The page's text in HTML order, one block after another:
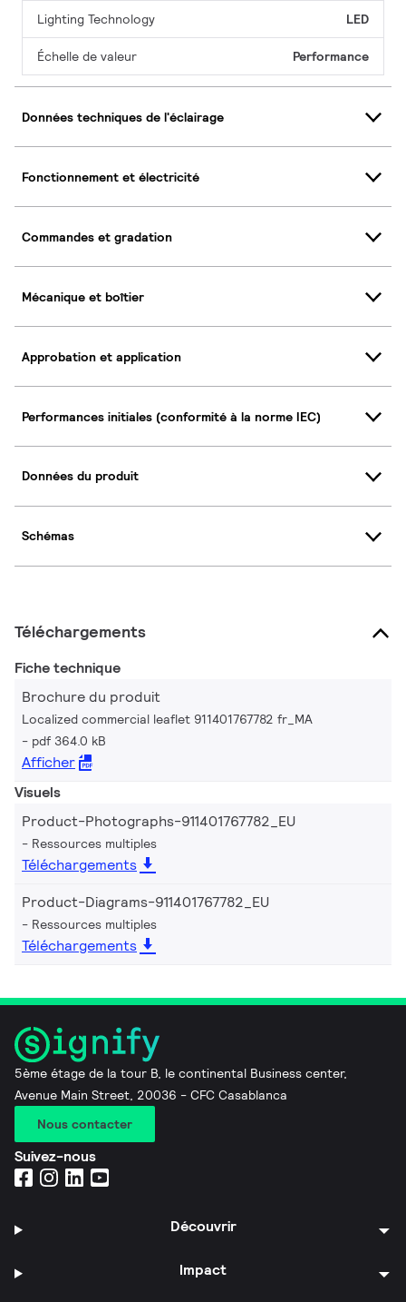
Lighting Technology LED
Échelle de valeur Performance
Données techniques de l'éclairage
Fonctionnement et électricité
Commandes et gradation
Mécanique et boîtier
Approbation et application
Performances initiales (conformité à la norme IEC)
Données du produit
Schémas
Téléchargements
Fiche technique
Brochure du produit
Localized commercial leaflet 911401767782 fr_MA
pdf 364.0 kB
Afficher
Visuels
Product-Photographs-911401767782_EU
Ressources multiples
Téléchargements
Product-Diagrams-911401767782_EU
Ressources multiples
Téléchargements
5ème étage de la tour B, le continental Business center,
Avenue Main Street, 20036 - CFC Casablanca
Nous contacter
Suivez-nous
Découvrir
Impact